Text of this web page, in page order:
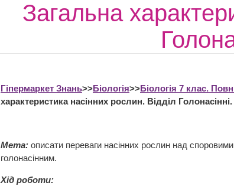
Загальна
Гіпермаркет Знань>>Біологія>>Біологія 7 клас.
характеристика насінних рослин. Відділ
Мета: описати переваги насінних рослин над
голонасінним.
Хід роботи: